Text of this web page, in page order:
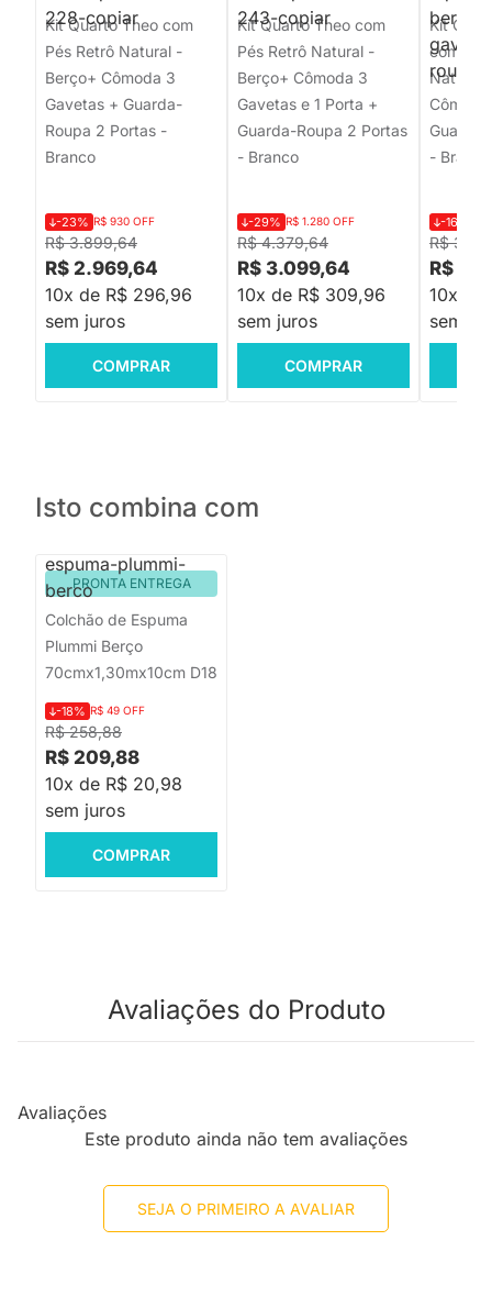
Kit Quarto Theo com
Pés Retrô Natural -
Berço+ Cômoda 3
Gavetas + Guarda-
Roupa 2 Portas -
Branco
R$ 3.899,64
-23% R$ 930 OFF
R$ 2.969,64
10x de R$ 296,96
sem juros
COMPRAR
Kit Quarto Theo com
Pés Retrô Natural -
Berço+ Cômoda 3
Gavetas e 1 Porta +
Guarda-Roupa 2 Portas
- Branco
R$ 4.379,64
-29% R$ 1.280 OFF
R$ 3.099,64
10x de R$ 309,96
sem juros
COMPRAR
Kit
com
Natural
- Branco
R$
-16%
R$
10x de
sem
Isto combina com
PRONTA ENTREGA
Colchão de Espuma
Plummi Berço
70cmx1,30mx10cm D18
R$ 258,88
-18% R$ 49 OFF
R$ 209,88
10x de R$ 20,98
sem juros
COMPRAR
Avaliações do Produto
Avaliações
Este produto ainda não tem avaliações
SEJA O PRIMEIRO A AVALIAR